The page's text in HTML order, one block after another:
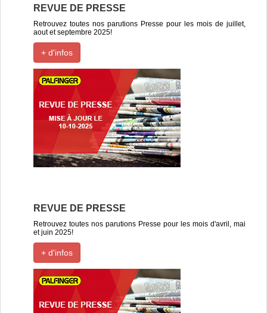
REVUE DE PRESSE
Retrouvez toutes nos parutions Presse pour les mois de juillet,
aout et septembre 2025!
+ d'infos
REVUE DE PRESSE
Retrouvez toutes nos parutions Presse pour les mois d'avril, mai
et juin 2025!
+ d'infos